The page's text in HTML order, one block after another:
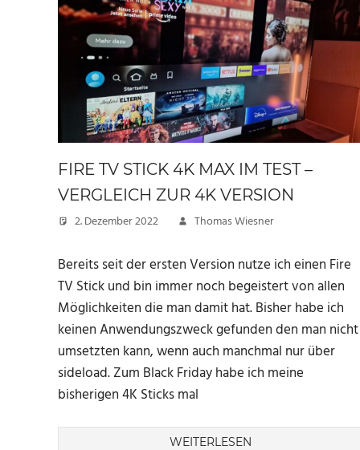
FIRE TV STICK 4K MAX IM TEST –
VERGLEICH ZUR 4K VERSION
2. Dezember 2022 Thomas Wiesner
Bereits seit der ersten Version nutze ich einen Fire
TV Stick und bin immer noch begeistert von allen
Möglichkeiten die man damit hat. Bisher habe ich
keinen Anwendungszweck gefunden den man nicht
umsetzten kann, wenn auch manchmal nur über
sideload. Zum Black Friday habe ich meine
bisherigen 4K Sticks mal
WEITERLESEN